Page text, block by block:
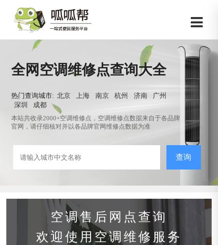
全网空调维修点查询大全
热门查询城市: 北京 上海 南京 杭州 济南
广州
深圳
成都
本站共收录2000+空调维修点，空调维修点数据来自于各品牌
官网，请仔细核对并以各品牌官网维修点数据为准
查询
空调售后网点查询
欢迎使用空调维修服务